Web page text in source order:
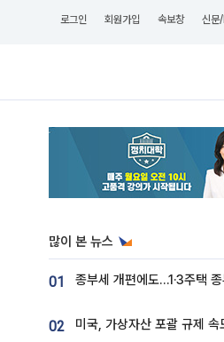
로그인 회원가입 속보창 신문
많이 본 뉴스
01
02